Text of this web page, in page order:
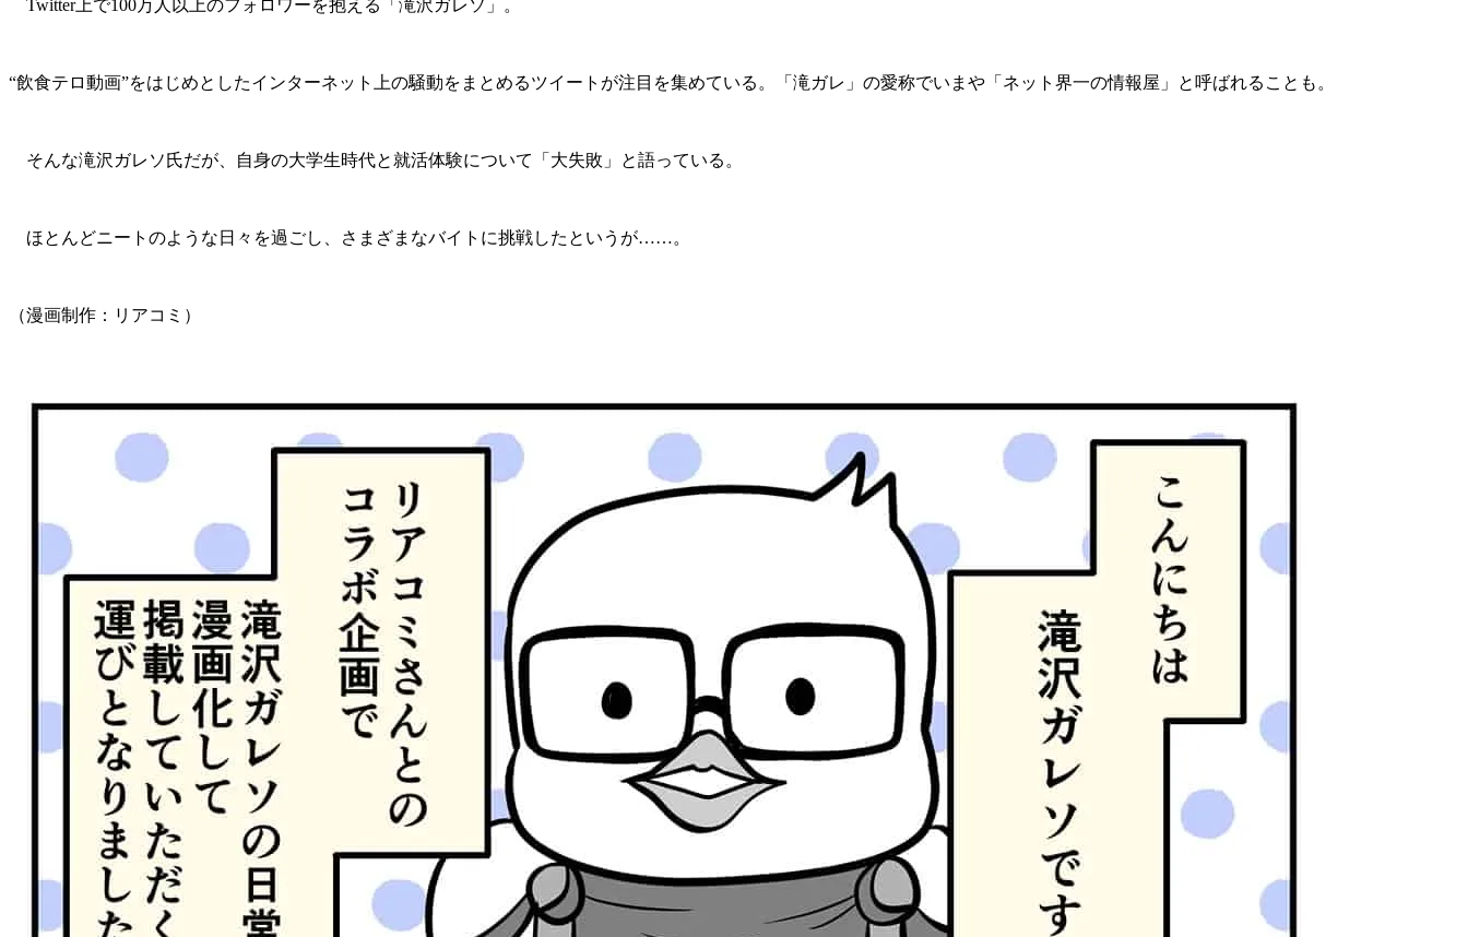
Twitter上で100万人以上のフォロワーを抱える「滝沢ガレソ」。
“飲食テロ動画”をはじめとしたインターネット上の騒動をまとめるツイートが注目を集めている。「滝ガレ」の愛称でいまや「ネット界一の情報屋」と呼ばれることも。
そんな滝沢ガレソ氏だが、自身の大学生時代と就活体験について「大失敗」と語っている。
ほとんどニートのような日々を過ごし、さまざまなバイトに挑戦したというが……。
（漫画制作：リアコミ）